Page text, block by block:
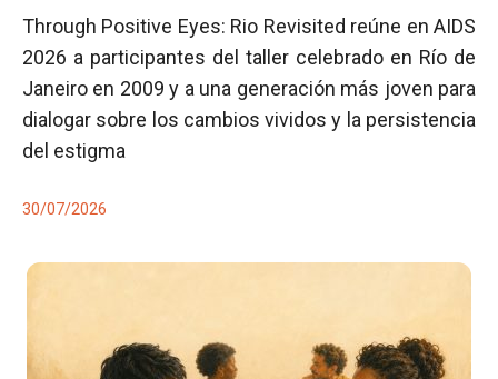
Through Positive Eyes: Rio Revisited reúne en AIDS
2026 a participantes del taller celebrado en Río de
Janeiro en 2009 y a una generación más joven para
dialogar sobre los cambios vividos y la persistencia
del estigma
30/07/2026